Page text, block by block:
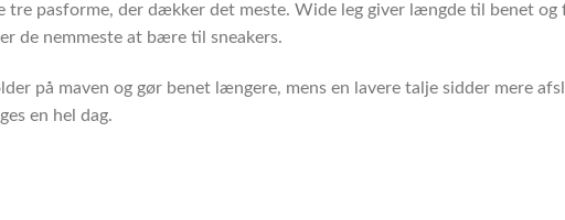
tre pasforme, der dækker det meste. Wide leg giver længde til benet og
de nemmeste at bære til sneakers.
på maven og gør benet længere, mens en lavere talje sidder mere
en hel dag.